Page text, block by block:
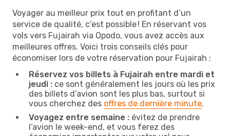
Voyager au meilleur prix tout en profitant d’un
service de qualité, c’est possible ! En réservant vos
vols vers Fujairah via Opodo, vous avez accès aux
meilleures offres. Voici trois conseils clés pour
économiser lors de votre réservation pour Fujairah :
Réservez vos billets à Fujairah entre mardi et
jeudi : ce sont généralement les jours où les prix
des billets d’avion sont les plus bas, surtout si
vous cherchez des offres de dernière minute.
Voyagez entre semaine : évitez de prendre
l’avion le week-end, et vous ferez des